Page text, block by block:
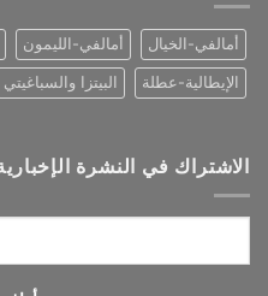
أمالفي-الخيال أمالفي-الليمون
الإيطالية-عطلة البيتزا والسباغيتي
الاشتراك في النشرة